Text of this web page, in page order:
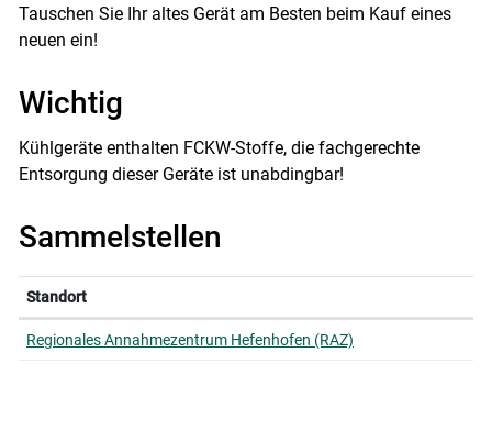
Tauschen Sie Ihr altes Gerät am Besten beim Kauf eines
neuen ein!
Wichtig
Kühlgeräte enthalten FCKW-Stoffe, die fachgerechte
Entsorgung dieser Geräte ist unabdingbar!
Sammelstellen
Standort
Regionales Annahmezentrum Hefenhofen (RAZ)